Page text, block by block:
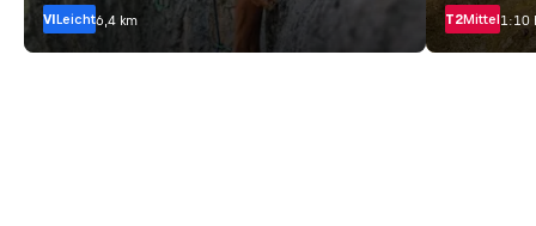
VILeicht6,4 km T2Mittel1:10